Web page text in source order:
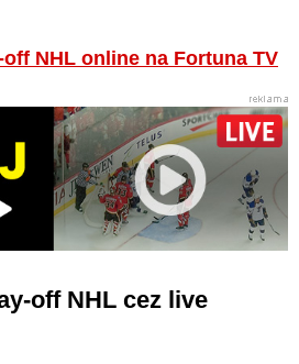
NHL online na Fortuna TV
off NHL cez live